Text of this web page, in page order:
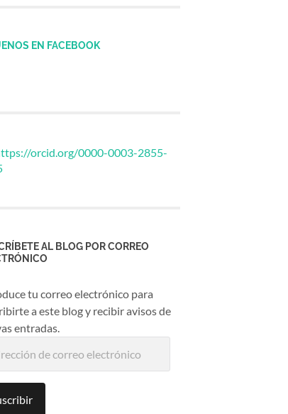
EN FACEBOOK
orcid.org/0000-0003-2855-
AL BLOG POR CORREO
tu correo electrónico para
a este blog y recibir avisos de
entradas.